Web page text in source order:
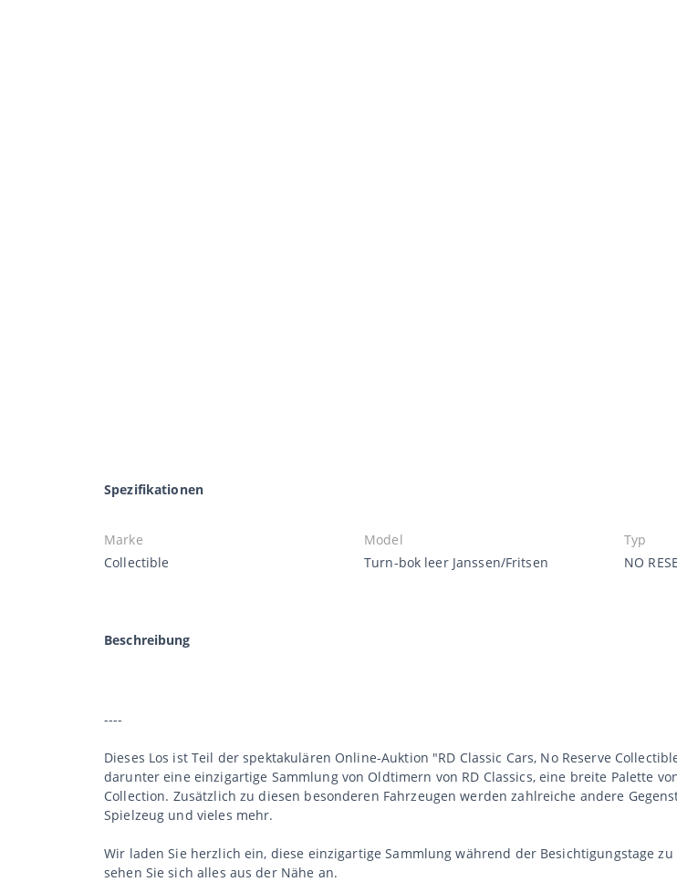
Spezifikationen
Marke
Collectible
Model
Turn-bok leer Janssen/Fritsen
Typ
NO
Beschreibung
----
Dieses Los ist Teil der spektakulären Online-Auktion "RD Classic Cars, No Reserve
darunter eine einzigartige Sammlung von Oldtimern von RD Classics, eine breite Palette
Collection. Zusätzlich zu diesen besonderen Fahrzeugen werden zahlreiche andere
Spielzeug und vieles mehr.
Wir laden Sie herzlich ein, diese einzigartige Sammlung während der Besichtigungstage
sehen Sie sich alles aus der Nähe an.